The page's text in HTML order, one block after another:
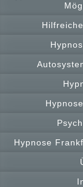
Hypnose